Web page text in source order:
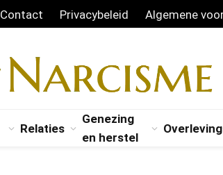
Contact Privacybeleid Algemene
Relaties
Genezing
en herstel